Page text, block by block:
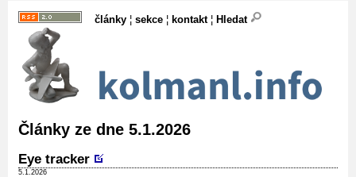
články ¦ sekce ¦ kontakt¦ Hledat
Články ze dne 5.1.2026
Eye tracker
5.1.2026